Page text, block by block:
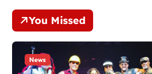
You Missed
News